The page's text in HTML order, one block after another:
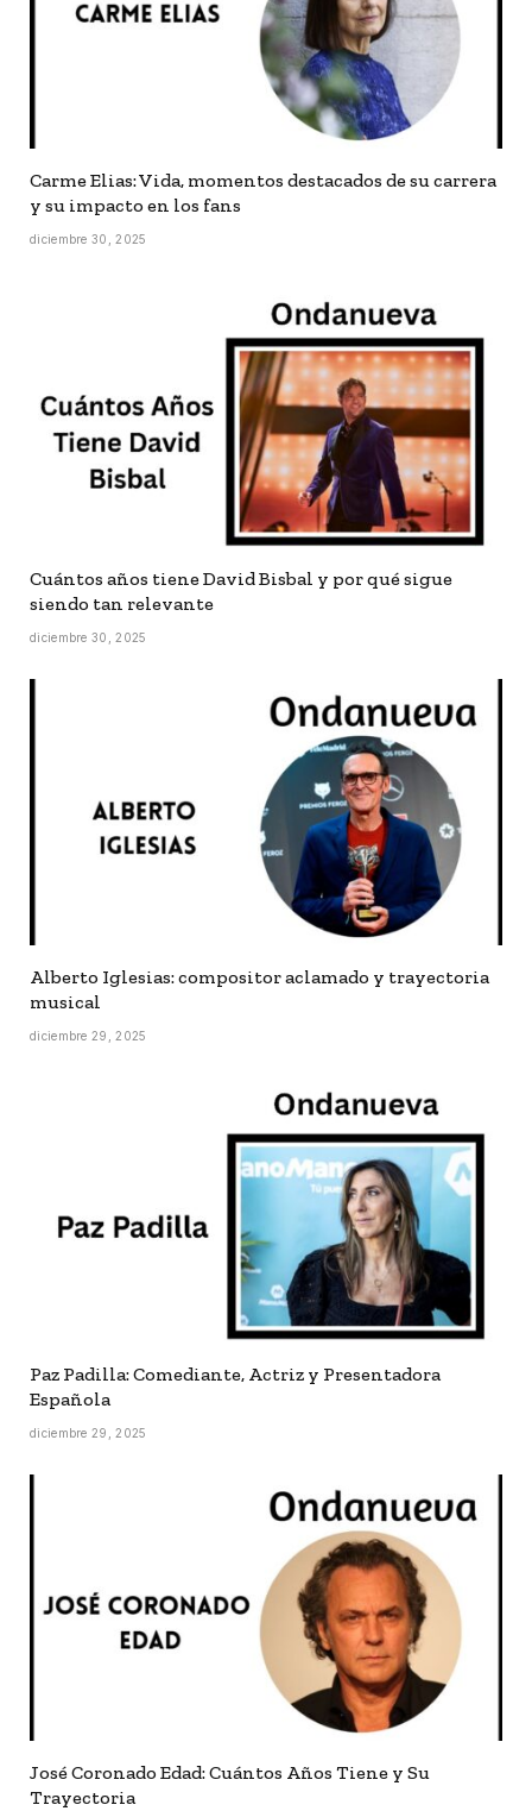
Carme Elias: Vida, momentos destacados de su carrera
y su impacto en los fans
diciembre 30, 2025
Cuántos años tiene David Bisbal y por qué sigue
siendo tan relevante
diciembre 30, 2025
Alberto Iglesias: compositor aclamado y trayectoria
musical
diciembre 29, 2025
Paz Padilla: Comediante, Actriz y Presentadora
Española
diciembre 29, 2025
José Coronado Edad: Cuántos Años Tiene y Su
Trayectoria